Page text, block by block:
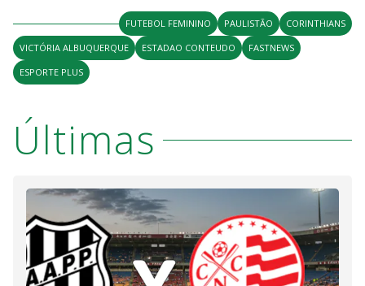
FUTEBOL FEMININO PAULISTÃO
CORINTHIANS
VICTÓRIA ALBUQUERQUE
ESTADAO CONTEUDO
FASTNEWS
ESPORTE PLUS
Últimas